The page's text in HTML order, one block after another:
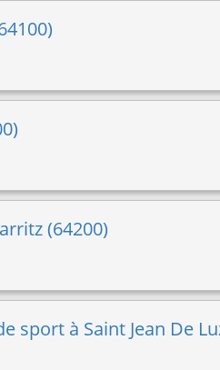
(64200)
sport à Saint Jean De